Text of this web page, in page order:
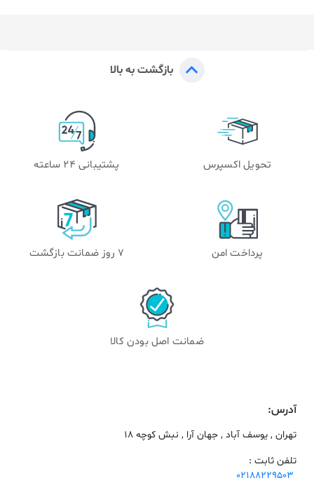
بازگشت به بالا
تحویل اکسپرس پشتیبانی 24 ساعته
پرداخت امن ۷ روز ضمانت بازگشت
ضمانت اصل بودن کالا
آدرس:
تهران , یوسف آباد , جهان آرا , نبش کوچه 18
تلفن ثابت :
02188229503